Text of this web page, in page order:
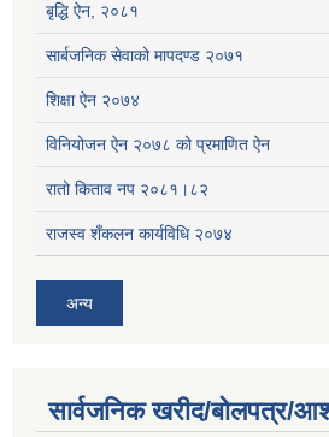
बृद्धि ऐन, २०८१
सार्बजनिक सेवाको मापदण्ड २०७१
शिक्षा ऐन २०७४
विनियोजन ऐन २०७८ को प्रमाणित ऐन
रातो किताव नप २०८१।८२
राजस्व शँकलन कार्यविधि २०७४
अन्य
सार्वजनिक खरीद/बोलपत्र/